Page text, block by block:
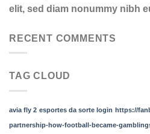
elit, sed diam nonummy nibh
RECENT COMMENTS
TAG CLOUD
avia fly 2 esportes da sorte login https://
partnership-how-football-became-